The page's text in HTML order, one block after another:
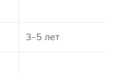
3-5 лет